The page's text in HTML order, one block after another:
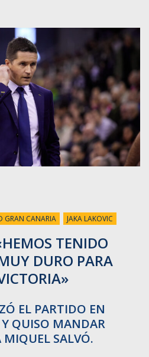
GRAN CANARIA
JAKA LAKOVIC
TENIDO
DURO PARA
EL PARTIDO EN
Y QUISO MANDAR
SALVÓ.